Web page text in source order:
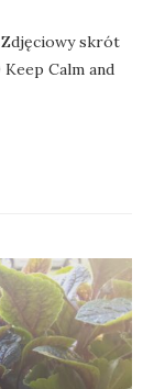
Zdjęciowy skrót
Calm and